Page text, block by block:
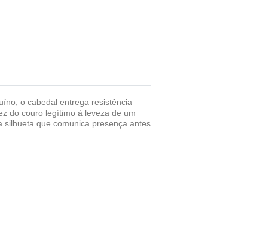
Ao cabedal entrega resistência
do couro legítimo à leveza de um
que comunica presença antes